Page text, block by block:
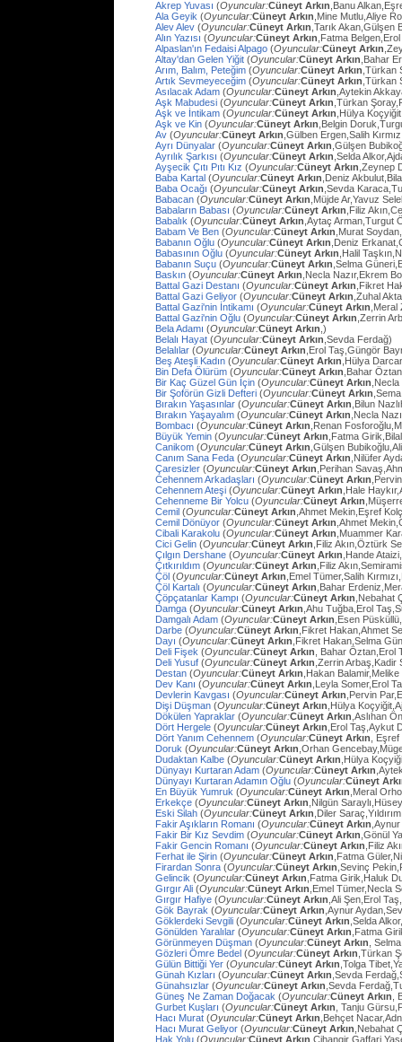
Akrep Yuvası (Oyuncular:Cüneyt Arkın ,Banu
Ala Geyik (Oyuncular:Cüneyt Arkın ,Mine Mutlu,Aliye
Alev Alev (Oyuncular:Cüneyt Arkın ,Tarık Akan,Gülşen
Alın Yazısı (Oyuncular:Cüneyt Arkın ,Fatma
Alpaslan'ın Fedaisi Alpago (Oyuncular:Cüneyt Arkın
Altay'dan Gelen Yiğit (Oyuncular:Cüneyt Arkın ,Bahar
Arım, Balım, Peteğim (Oyuncular:Cüneyt Arkın ,Türkan
Artık Sevmeyeceğim (Oyuncular:Cüneyt Arkın ,Türkan
Asılacak Adam (Oyuncular:Cüneyt Arkın ,Aytekin
Aşk Mabudesi (Oyuncular:Cüneyt Arkın ,Türkan
Aşk ve İntikam (Oyuncular:Cüneyt Arkın ,Hülya
Aşk ve Kin (Oyuncular:Cüneyt Arkın ,Belgin
Av (Oyuncular:Cüneyt Arkın ,Gülben Ergen,Salih
Ayrı Dünyalar (Oyuncular:Cüneyt Arkın ,Gülşen
Ayrılık Şarkısı (Oyuncular:Cüneyt Arkın ,Selda
Ayşecik Çıtı Pıtı Kız (Oyuncular:Cüneyt Arkın ,Zeynep
Baba Kartal (Oyuncular:Cüneyt Arkın ,Deniz
Baba Ocağı (Oyuncular:Cüneyt Arkın ,Sevda
Babacan (Oyuncular:Cüneyt Arkın ,Müjde Ar,Yavuz
Babaların Babası (Oyuncular:Cüneyt Arkın ,Filiz
Babalık (Oyuncular:Cüneyt Arkın ,Aytaç Arman,Turgut
Babam Ve Ben (Oyuncular:Cüneyt Arkın ,Murat
Babanın Oğlu (Oyuncular:Cüneyt Arkın ,Deniz
Babasının Oğlu (Oyuncular:Cüneyt Arkın ,Halil
Babanın Suçu (Oyuncular:Cüneyt Arkın ,Selma
Baskın (Oyuncular:Cüneyt Arkın ,Necla Nazır,Ekrem
Battal Gazi Destanı (Oyuncular:Cüneyt Arkın ,Fikret
Battal Gazi Geliyor (Oyuncular:Cüneyt Arkın ,Zuhal
Battal Gazi'nin İntikamı (Oyuncular:Cüneyt Arkın
Battal Gazi'nin Oğlu (Oyuncular:Cüneyt Arkın ,Zerrin
Bela Adamı (Oyuncular:Cüneyt Arkın ,)
Belalı Hayat (Oyuncular:Cüneyt Arkın ,Sevda Ferdağ)
Belalılar (Oyuncular:Cüneyt Arkın ,Erol Taş,Güngör
Beş Ateşli Kadın (Oyuncular:Cüneyt Arkın ,Hülya
Bin Defa Ölürüm (Oyuncular:Cüneyt Arkın ,Bahar
Bir Kaç Güzel Gün İçin (Oyuncular:Cüneyt Arkın
Bir Şoförün Gizli Defteri (Oyuncular:Cüneyt Arkın
Bırakın Yaşasınlar (Oyuncular:Cüneyt Arkın ,Bilun
Bırakın Yaşayalım (Oyuncular:Cüneyt Arkın ,Necla
Bombacı (Oyuncular:Cüneyt Arkın ,Renan
Büyük Yemin (Oyuncular:Cüneyt Arkın ,Fatma
Canikom (Oyuncular:Cüneyt Arkın ,Gülşen
Canım Sana Feda (Oyuncular:Cüneyt Arkın ,Nilüfer
Çaresizler (Oyuncular:Cüneyt Arkın ,Perihan
Cehennem Arkadaşları (Oyuncular:Cüneyt Arkın
Cehennem Ateşi (Oyuncular:Cüneyt Arkın ,Hale
Cehenneme Bir Yolcu (Oyuncular:Cüneyt Arkın
Cemil (Oyuncular:Cüneyt Arkın ,Ahmet Mekin,Eşref
Cemil Dönüyor (Oyuncular:Cüneyt Arkın ,Ahmet
Cibali Karakolu (Oyuncular:Cüneyt Arkın ,Muammer
Cici Gelin (Oyuncular:Cüneyt Arkın ,Filiz Akın,Öztürk
Çılgın Dershane (Oyuncular:Cüneyt Arkın ,Hande
Çıtkırıldım (Oyuncular:Cüneyt Arkın ,Filiz
Çöl (Oyuncular:Cüneyt Arkın ,Emel Tümer,Salih
Çöl Kartalı (Oyuncular:Cüneyt Arkın ,Bahar
Çöpçatanlar Kampı (Oyuncular:Cüneyt Arkın ,Nebahat
Damga (Oyuncular:Cüneyt Arkın ,Ahu Tuğba,Erol
Damgalı Adam (Oyuncular:Cüneyt Arkın ,Esen
Darbe (Oyuncular:Cüneyt Arkın ,Fikret Hakan,Ahmet
Dayı (Oyuncular:Cüneyt Arkın ,Fikret Hakan,Selma
Deli Fişek (Oyuncular:Cüneyt Arkın , Bahar Öztan,Erol
Deli Yusuf (Oyuncular:Cüneyt Arkın ,Zerrin Arbaş,Kadir
Destan (Oyuncular:Cüneyt Arkın ,Hakan
Dev Kanı (Oyuncular:Cüneyt Arkın ,Leyla Somer,Erol
Devlerin Kavgası (Oyuncular:Cüneyt Arkın ,Pervin
Dişi Düşman (Oyuncular:Cüneyt Arkın ,Hülya
Dökülen Yapraklar (Oyuncular:Cüneyt Arkın ,Aslıhan
Dört Hergele (Oyuncular:Cüneyt Arkın ,Erol Taş,Aykut
Dört Yanım Cehennem (Oyuncular:Cüneyt Arkın ,
Doruk (Oyuncular:Cüneyt Arkın ,Orhan
Dudaktan Kalbe (Oyuncular:Cüneyt Arkın ,Hülya
Dünyayı Kurtaran Adam (Oyuncular:Cüneyt Arkın
Dünyayı Kurtaran Adamın Oğlu (Oyuncular:Cüneyt
En Büyük Yumruk (Oyuncular:Cüneyt Arkın ,Meral
Erkekçe (Oyuncular:Cüneyt Arkın ,Nilgün
Eski Silah (Oyuncular:Cüneyt Arkın ,Diler
Fakir Aşıkların Romanı (Oyuncular:Cüneyt Arkın
Fakir Bir Kız Sevdim (Oyuncular:Cüneyt Arkın ,Gönül
Fakir Gencin Romanı (Oyuncular:Cüneyt Arkın ,Filiz
Ferhat ile Şirin (Oyuncular:Cüneyt Arkın ,Fatma
Firardan Sonra (Oyuncular:Cüneyt Arkın ,Sevinç
Gelincik (Oyuncular:Cüneyt Arkın ,Fatma Girik,Haluk
Gırgır Ali (Oyuncular:Cüneyt Arkın ,Emel Tümer,Necla
Gırgır Hafiye (Oyuncular:Cüneyt Arkın ,Ali Şen,Erol
Gök Bayrak (Oyuncular:Cüneyt Arkın ,Aynur
Göklerdeki Sevgili (Oyuncular:Cüneyt Arkın ,Selda
Gönülden Yaralılar (Oyuncular:Cüneyt Arkın ,Fatma
Görünmeyen Düşman (Oyuncular:Cüneyt Arkın ,
Gözleri Ömre Bedel (Oyuncular:Cüneyt Arkın ,Türkan
Gülün Bittiği Yer (Oyuncular:Cüneyt Arkın ,Tolga
Günah Kızları (Oyuncular:Cüneyt Arkın ,Sevda
Günahsızlar (Oyuncular:Cüneyt Arkın ,Sevda
Güneş Ne Zaman Doğacak (Oyuncular:Cüneyt Arkın ,
Gurbet Kuşları (Oyuncular:Cüneyt Arkın , Tanju
Hacı Murat (Oyuncular:Cüneyt Arkın ,Behçet
Hacı Murat Geliyor (Oyuncular:Cüneyt Arkın ,Nebahat
Hak Yolu (Oyuncular:Cüneyt Arkın ,Cihangir